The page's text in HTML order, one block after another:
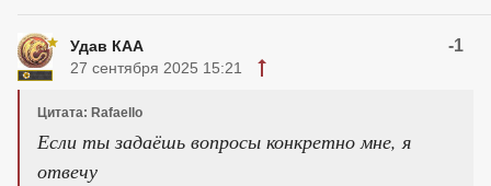
Удав КАА -1
27 сентября 2025 15:21
Цитата: Rafaello
Если ты задаёшь вопросы конкретно мне, я
отвечу